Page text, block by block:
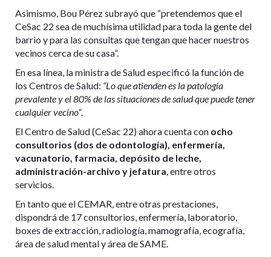
Asimismo, Bou Pérez subrayó que “pretendemos que el
CeSac 22 sea de muchísima utilidad para toda la gente del
barrio y para las consultas que tengan que hacer nuestros
vecinos cerca de su casa”.
En esa línea, la ministra de Salud especificó la función de
los Centros de Salud: “Lo que atienden es la patología
prevalente y el 80% de las situaciones de salud que puede tener
cualquier vecino”.
El Centro de Salud (CeSac 22) ahora cuenta con ocho
consultorios (dos de odontología), enfermería,
vacunatorio, farmacia, depósito de leche,
administración-archivo y jefatura , entre otros
servicios.
En tanto que el CEMAR, entre otras prestaciones,
dispondrá de 17 consultorios, enfermería, laboratorio,
boxes de extracción, radiología, mamografía, ecografía,
área de salud mental y área de SAME.